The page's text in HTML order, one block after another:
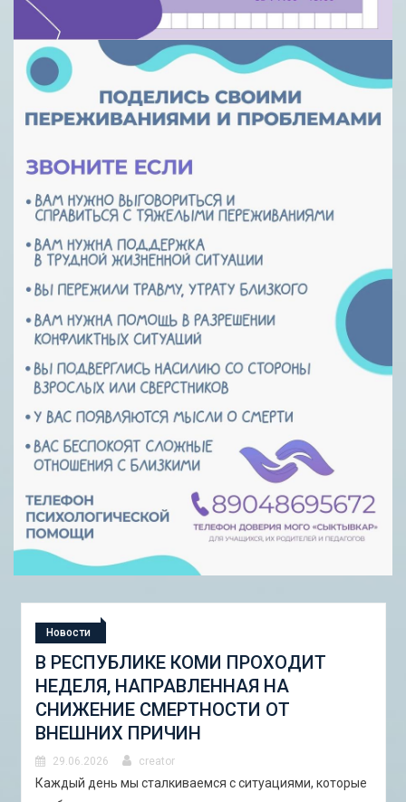
Новости
СТУДЕНЧЕСКАЯ ЭКСПЕДИЦИЯ
«ШКОЛА ГОРОДСКИХ ИЗМЕНЕНИЙ:
ГОРОДСКОЙ НАБОР ИНСТРУМЕНТОВ
И ПИЛОТНЫЕ ПРОЕКТЫ ДЛЯ
АСТРАХАНИ»
29.06.2026 creator